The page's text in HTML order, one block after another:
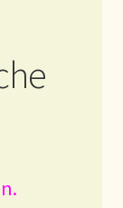
thé !